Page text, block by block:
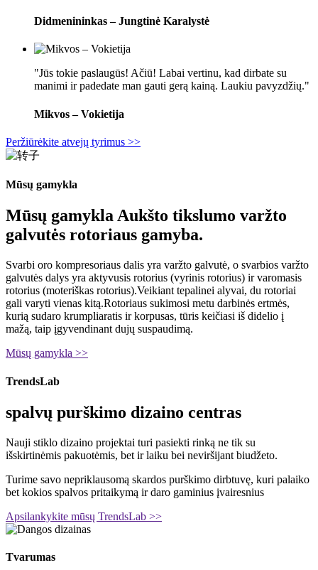
Didmenininkas – Jungtinė Karalystė
"Jūs tokie paslaugūs! Ačiū! Labai vertinu, kad dirbate su
manimi ir padedate man gauti gerą kainą. Laukiu pavyzdžių."
Mikvos – Vokietija
Peržiūrėkite atvejų tyrimus >>
Mūsų gamykla
Mūsų gamykla Aukšto tikslumo varžto
galvutės rotoriaus gamyba.
Svarbi oro kompresoriaus dalis yra varžto galvutė, o svarbios varžto
galvutės dalys yra aktyvusis rotorius (vyrinis rotorius) ir varomasis
rotorius (moteriškas rotorius).Veikiant tepalinei alyvai, du rotoriai
gali varyti vienas kitą.Rotoriaus sukimosi metu darbinės ertmės,
kurią sudaro krumpliaratis ir korpusas, tūris keičiasi iš didelio į
mažą, taip įgyvendinant dujų suspaudimą.
Mūsų gamykla >>
TrendsLab
spalvų purškimo dizaino centras
Nauji stiklo dizaino projektai turi pasiekti rinką ne tik su
išskirtinėmis pakuotėmis, bet ir laiku bei neviršijant biudžeto.
Turime savo nepriklausomą skardos purškimo dirbtuvę, kuri palaiko
bet kokios spalvos pritaikymą ir daro gaminius įvairesnius
Apsilankykite mūsų TrendsLab >>
Tvarumas